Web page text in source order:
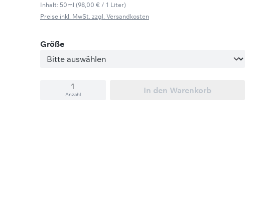
Inhalt: 50ml (98,00 € / 1 Liter)
Preise inkl. MwSt. zzgl. Versandkosten
Größeauswählen
Anzahl In den Warenkorb